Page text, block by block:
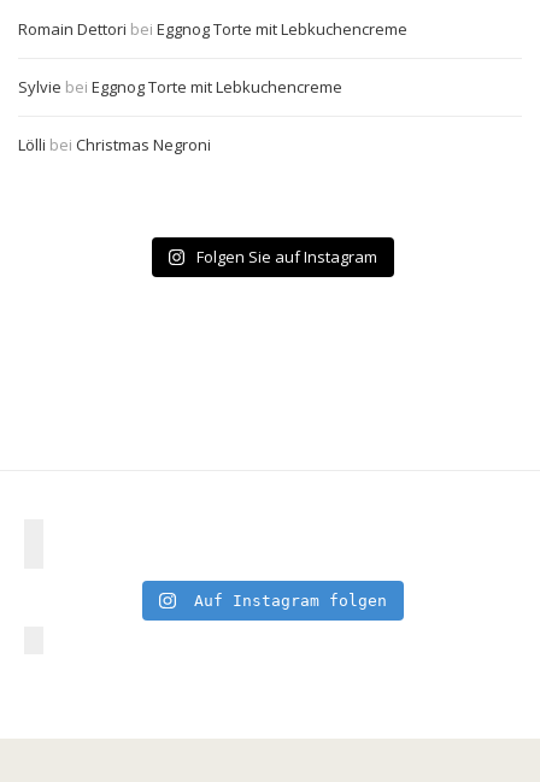
Romain Dettori bei Eggnog Torte mit Lebkuchencreme
Sylvie bei Eggnog Torte mit Lebkuchencreme
Lölli bei Christmas Negroni
Folgen Sie auf Instagram
Auf Instagram folgen